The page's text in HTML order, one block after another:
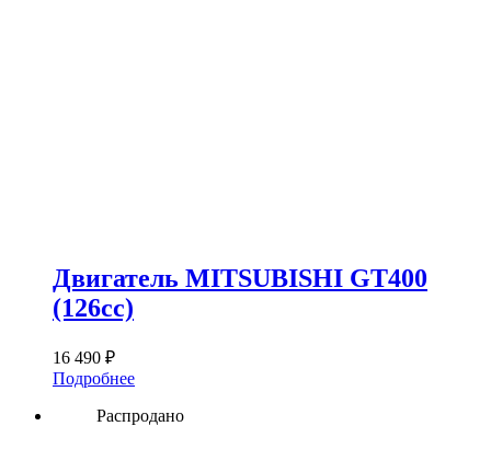
Двигатель MITSUBISHI GT400
(126сс)
16 490 ₽
Подробнее
Распродано